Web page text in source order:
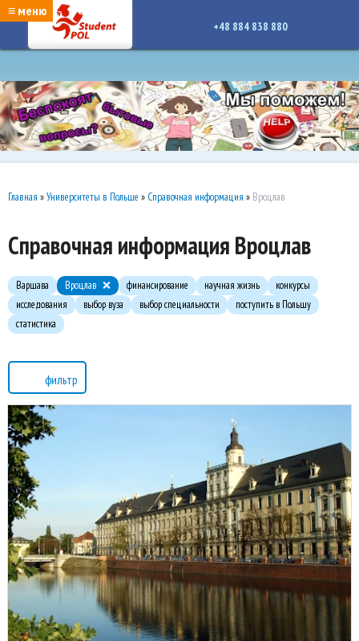
google-site-verification: google7a917c261df1566b.htmlgoogle-site-verification:
google7a917c261df1566b.html
≡ меню
+48 884 838 880
Главная »Университеты в Польше » Справочная информация » Вроцлав
Справочная информация Вроцлав
Варшава Вроцлав финансирование научная жизнь
конкурсы
исследования
выбор вуза выбор специальности
поступить в Польшу
статистика
фильтр